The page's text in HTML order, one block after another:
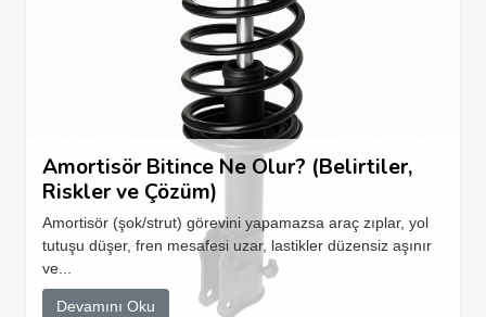
Amortisör Bitince Ne Olur? (Belirtiler,
Riskler ve Çözüm)
Amortisör (şok/strut) görevini yapamazsa araç zıplar, yol
tutuşu düşer, fren mesafesi uzar, lastikler düzensiz aşınır
ve...
Devamını Oku